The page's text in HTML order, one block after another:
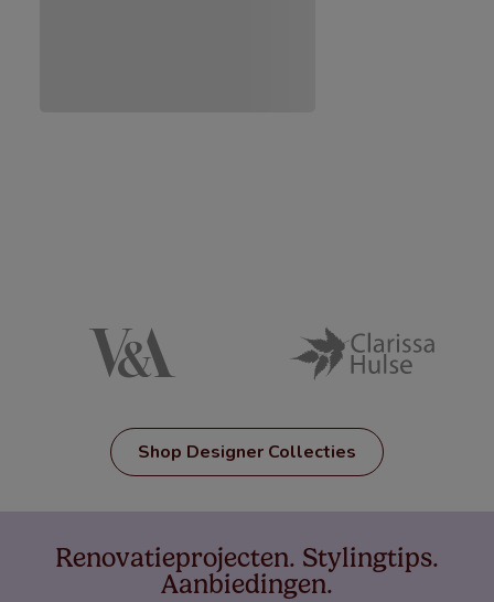
Shop Designer Collecties
Renovatieprojecten. Stylingtips.
Aanbiedingen.